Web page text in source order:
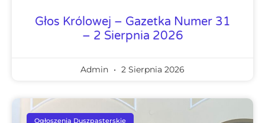
Głos Królowej – Gazetka Numer 31
– 2 Sierpnia 2026
Admin 2 Sierpnia 2026
Ogłoszenia Duszpasterskie